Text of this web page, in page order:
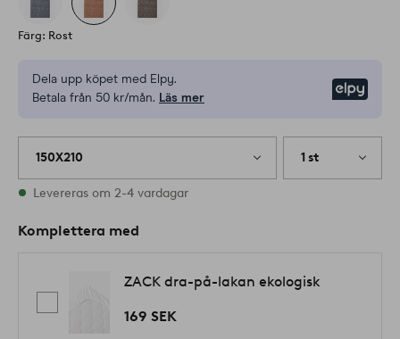
Färg: Rost
Dela upp köpet med Elpy.
Betala från 50 kr/mån. Läs mer
150X210 1 st
I lager
Levereras om 2-4 vardagar
Komplettera med
ZACK dra-på-lakan ekologisk
169 SEK